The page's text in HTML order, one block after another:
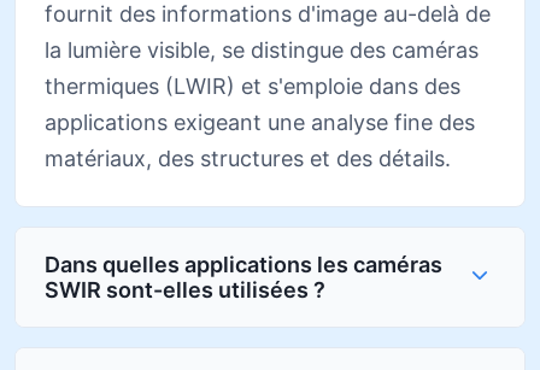
fournit des informations d'image au-delà de
la lumière visible, se distingue des caméras
thermiques (LWIR) et s'emploie dans des
applications exigeant une analyse fine des
matériaux, des structures et des détails.
Dans quelles applications les caméras
SWIR sont-elles utilisées ?